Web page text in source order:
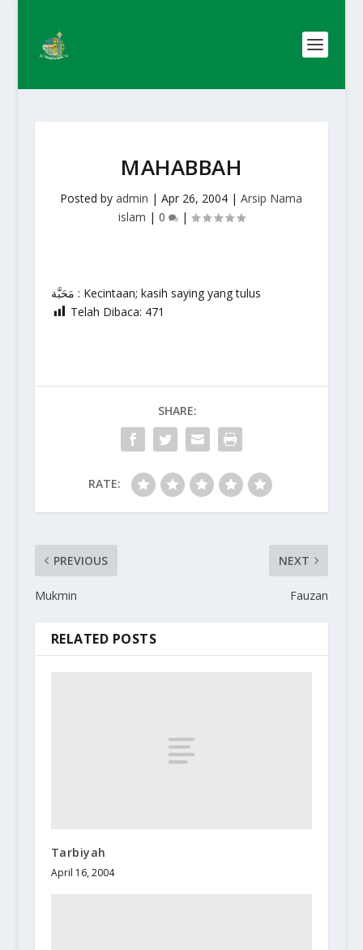
MAHABBAH
Posted byadmin |Apr 26, 2004 |Arsip Nama
islam | 0 |
مَحَبَّة : Kecintaan; kasih saying yang tulus
Telah Dibaca: 471
SHARE:
RATE:
PREVIOUS
Mukmin
NEXT
Fauzan
RELATED POSTS
Tarbiyah
April 16, 2004